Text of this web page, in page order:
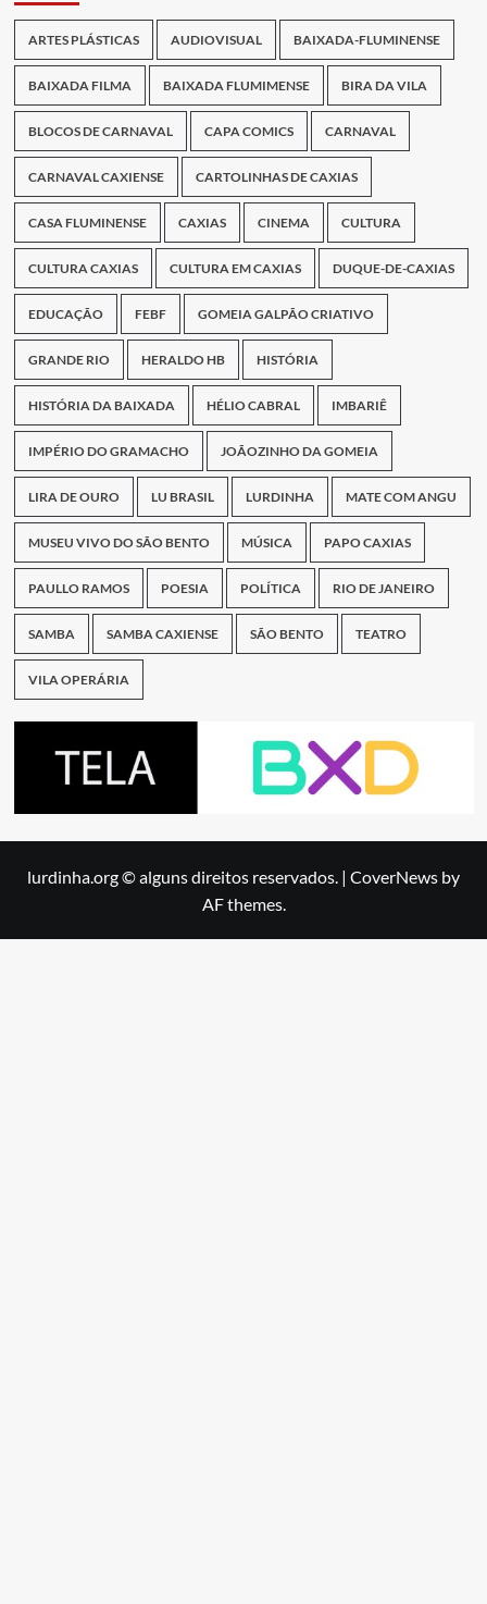
ARTES PLÁSTICAS AUDIOVISUAL BAIXADA-FLUMINENSE
BAIXADA FILMA BAIXADA FLUMIMENSE BIRA DA VILA
BLOCOS DE CARNAVAL CAPA COMICS CARNAVAL
CARNAVAL CAXIENSE CARTOLINHAS DE CAXIAS
CASA FLUMINENSE CAXIAS CINEMA CULTURA
CULTURA CAXIAS CULTURA EM CAXIAS DUQUE-DE-CAXIAS
EDUCAÇÃO FEBF GOMEIA GALPÃO CRIATIVO
GRANDE RIO HERALDO HB HISTÓRIA
HISTÓRIA DA BAIXADA HÉLIO CABRAL IMBARIÊ
IMPÉRIO DO GRAMACHO JOÃOZINHO DA GOMEIA
LIRA DE OURO LU BRASIL LURDINHA MATE COM ANGU
MUSEU VIVO DO SÃO BENTO MÚSICA PAPO CAXIAS
PAULLO RAMOS POESIA POLÍTICA RIO DE JANEIRO
SAMBA SAMBA CAXIENSE SÃO BENTO TEATRO
VILA OPERÁRIA
lurdinha.org © alguns direitos reservados. | CoverNews by
AF themes.